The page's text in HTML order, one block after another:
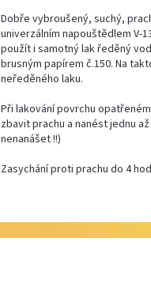
Dobře vybroušený, suchý,
univerzálním napouštědlem V-
použít i samotný lak ředěný
brusným papírem č.150. Na
neředěného laku.
Při lakování povrchu
zbavit prachu a nanést jednu
nenanášet !!)
Zasychání proti prachu do 4